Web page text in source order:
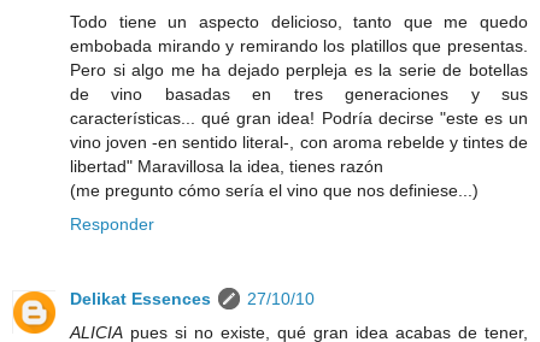
Todo tiene un aspecto delicioso, tanto que me quedo
embobada mirando y remirando los platillos que presentas.
Pero si algo me ha dejado perpleja es la serie de botellas
de vino basadas en tres generaciones y sus
características... qué gran idea! Podría decirse "este es un
vino joven -en sentido literal-, con aroma rebelde y tintes de
libertad" Maravillosa la idea, tienes razón
(me pregunto cómo sería el vino que nos definiese...)
Responder
Delikat Essences
27/10/10
ALICIA pues si no existe, qué gran idea acabas de tener,